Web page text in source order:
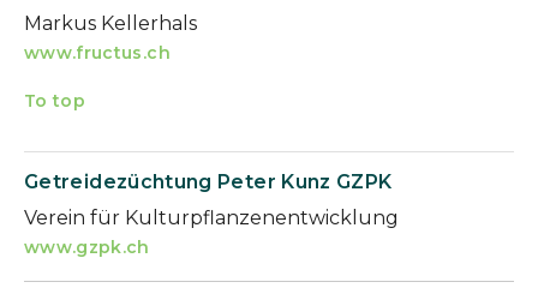
Markus Kellerhals
www.fructus.ch
To top
Getreidezüchtung Peter Kunz GZPK
Verein für Kulturpflanzenentwicklung
www.gzpk.ch